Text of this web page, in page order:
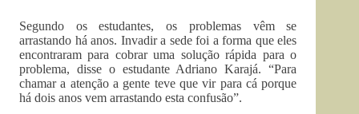
Segundo os estudantes, os problemas vêm se
arrastando há anos. Invadir a sede foi a forma que eles
encontraram para cobrar uma solução rápida para o
problema, disse o estudante Adriano Karajá. “Para
chamar a atenção a gente teve que vir para cá porque
há dois anos vem arrastando esta confusão”.